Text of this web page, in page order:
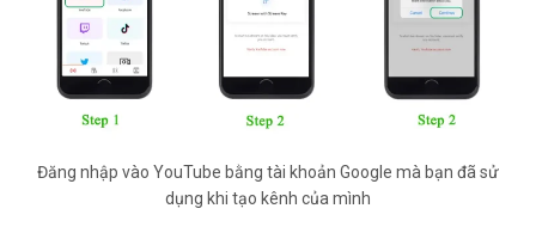
Đăng nhập vào YouTube bằng tài khoản Google mà bạn đã sử
dụng khi tạo kênh của mình